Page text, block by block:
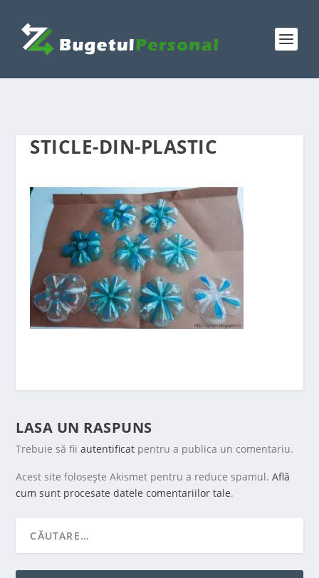
STICLE-DIN-PLASTIC
LASA UN RASPUNS
Trebuie să fiiautentificat pentru a publica un comentariu.
Acest site folosește Akismet pentru a reduce spamul.Află
cum sunt procesate datele comentariilor tale.